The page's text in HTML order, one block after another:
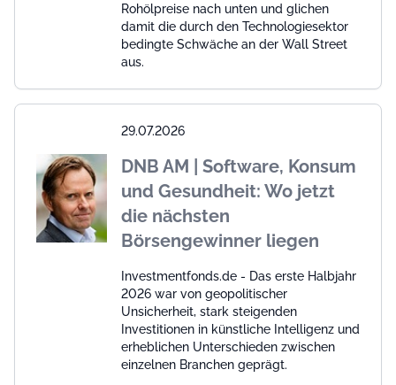
Rohölpreise nach unten und glichen
damit die durch den Technologiesektor
bedingte Schwäche an der Wall Street
aus.
29.07.2026
DNB AM | Software, Konsum
und Gesundheit: Wo jetzt
die nächsten
Börsengewinner liegen
Investmentfonds.de - Das erste Halbjahr
2026 war von geopolitischer
Unsicherheit, stark steigenden
Investitionen in künstliche Intelligenz und
erheblichen Unterschieden zwischen
einzelnen Branchen geprägt.